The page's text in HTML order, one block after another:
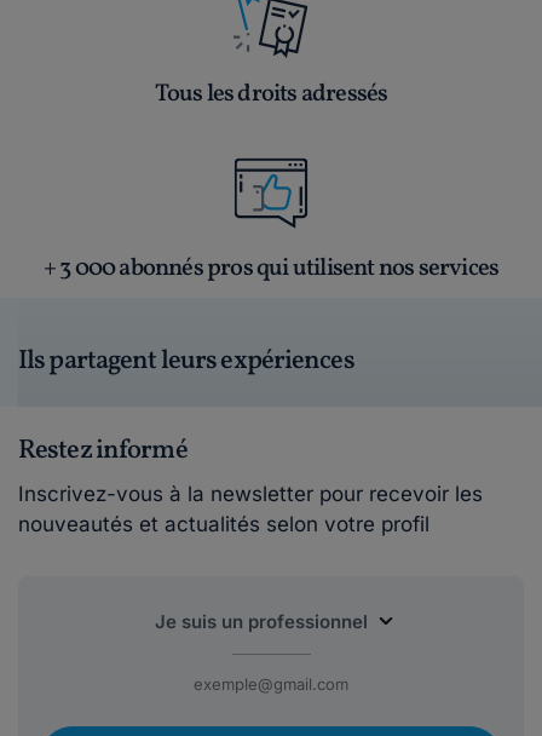
Tous les droits adressés
+ 3 000 abonnés pros qui utilisent nos services
Ils partagent leurs expériences
Restez informé
Inscrivez-vous à la newsletter pour recevoir les
nouveautés et actualités selon votre profil